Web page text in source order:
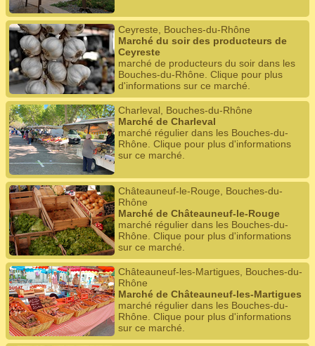
Ceyreste, Bouches-du-Rhône
Marché du soir des producteurs de
Ceyreste
marché de producteurs du soir dans les
Bouches-du-Rhône. Clique pour plus
d'informations sur ce marché.
Charleval, Bouches-du-Rhône
Marché de Charleval
marché régulier dans les Bouches-du-
Rhône. Clique pour plus d'informations
sur ce marché.
Châteauneuf-le-Rouge, Bouches-du-
Rhône
Marché de Châteauneuf-le-Rouge
marché régulier dans les Bouches-du-
Rhône. Clique pour plus d'informations
sur ce marché.
Châteauneuf-les-Martigues, Bouches-du-
Rhône
Marché de Châteauneuf-les-Martigues
marché régulier dans les Bouches-du-
Rhône. Clique pour plus d'informations
sur ce marché.